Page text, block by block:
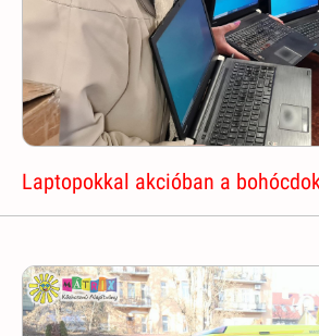
Laptopokkal akcióban a